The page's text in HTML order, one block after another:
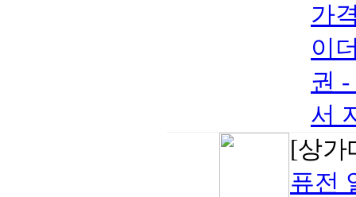
가
이
권
서
[상
퓨전